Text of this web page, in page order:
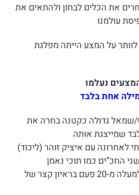
את הכלים לבחון ולהתאים את
עולמנו
על המצע הייתה מפלגת
נעלמו
אחת בלבד
שמאל גדולה כקטנה בחרה את
שמייצגת אותה
לאחרונה עם איציק זוהר (ליכוד)
החכ”ים כמו תוכי נאמן
חזרו על אותה מילה למעלה מ-20 פעם בראיון קצר של